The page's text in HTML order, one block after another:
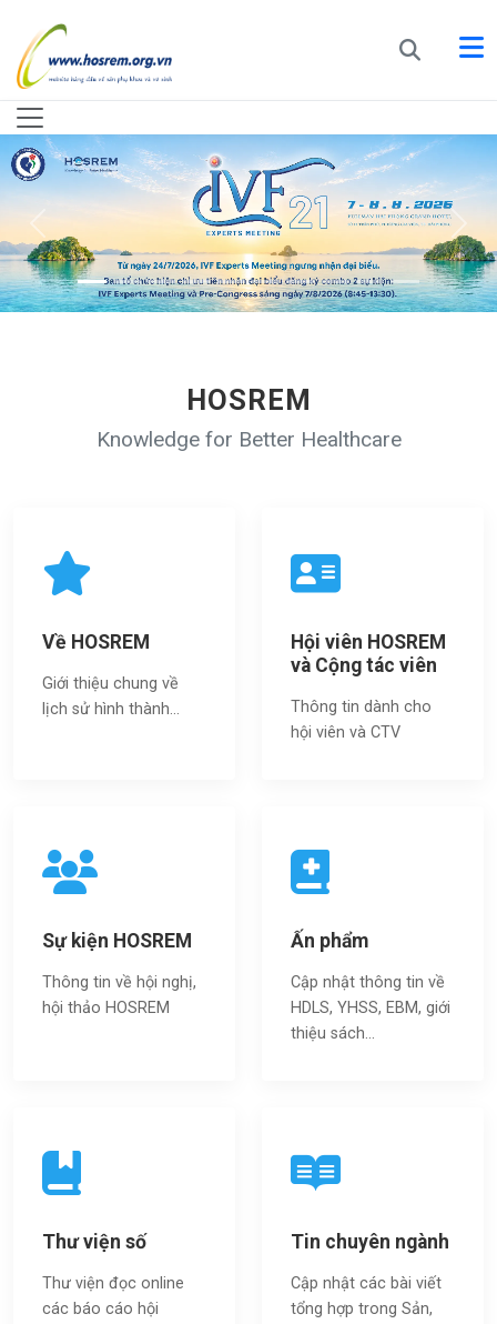
HOSREM
Knowledge for Better Healthcare
Về HOSREM
Giới thiệu chung về
lịch sử hình thành...
Hội viên HOSREM
và Cộng tác viên
Thông tin dành cho
hội viên và CTV
Sự kiện HOSREM
Thông tin về hội nghị,
hội thảo HOSREM
Ấn phẩm
Cập nhật thông tin về
HDLS, YHSS, EBM, giới
thiệu sách…
Thư viện số
Thư viện đọc online
các báo cáo hội
Tin chuyên ngành
Cập nhật các bài viết
tổng hợp trong Sản,